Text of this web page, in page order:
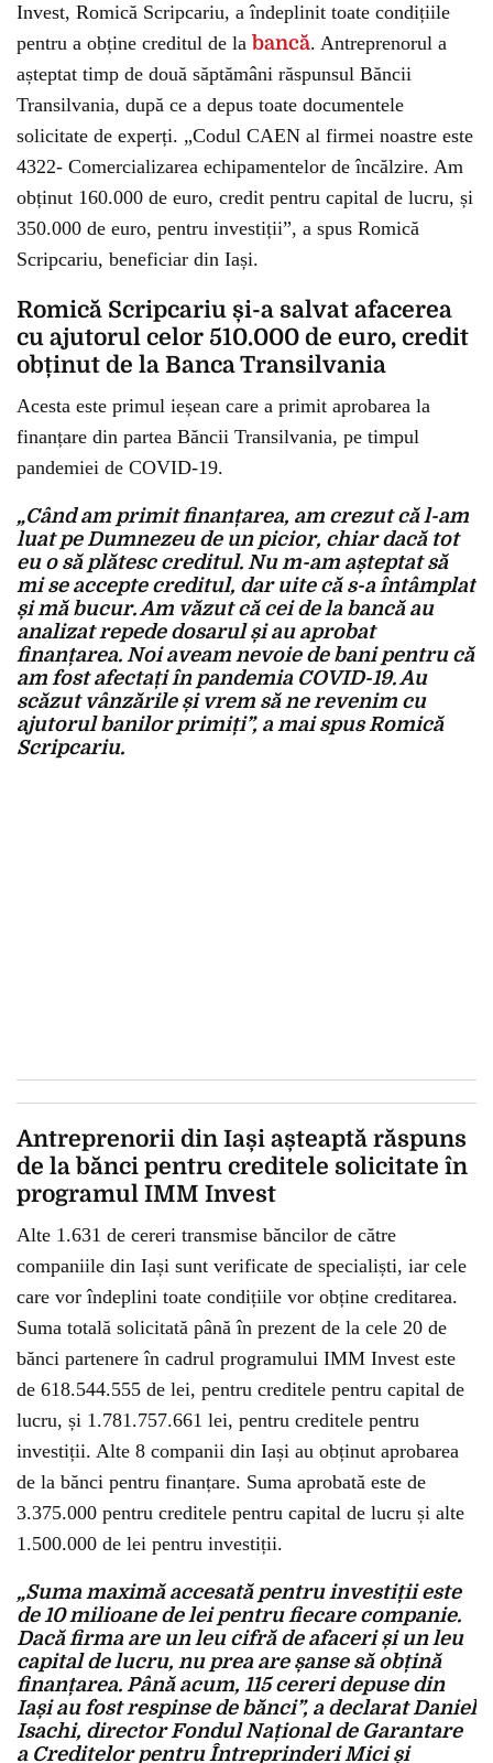
Invest, Romică Scripcariu, a îndeplinit toate condițiile
pentru a obține creditul de la bancă. Antreprenorul a
așteptat timp de două săptămâni răspunsul Băncii
Transilvania, după ce a depus toate documentele
solicitate de experți. „Codul CAEN al firmei noastre este
4322- Comercializarea echipamentelor de încălzire. Am
obținut 160.000 de euro, credit pentru capital de lucru, și
350.000 de euro, pentru investiții”, a spus Romică
Scripcariu, beneficiar din Iași.
Romică Scripcariu și-a salvat afacerea
cu ajutorul celor 510.000 de euro, credit
obținut de la Banca Transilvania
Acesta este primul ieșean care a primit aprobarea la
finanțare din partea Băncii Transilvania, pe timpul
pandemiei de COVID-19.
„Când am primit finanțarea, am crezut că l-am
luat pe Dumnezeu de un picior, chiar dacă tot
eu o să plătesc creditul. Nu m-am așteptat să
mi se accepte creditul, dar uite că s-a întâmplat
și mă bucur. Am văzut că cei de la bancă au
analizat repede dosarul și au aprobat
finanțarea. Noi aveam nevoie de bani pentru că
am fost afectați în pandemia COVID-19. Au
scăzut vânzările și vrem să ne revenim cu
ajutorul banilor primiți”, a mai spus Romică
Scripcariu.
Antreprenorii din Iași așteaptă răspuns
de la bănci pentru creditele solicitate în
programul IMM Invest
Alte 1.631 de cereri transmise băncilor de către
companiile din Iași sunt verificate de specialiști, iar cele
care vor îndeplini toate condițiile vor obține creditarea.
Suma totală solicitată până în prezent de la cele 20 de
bănci partenere în cadrul programului IMM Invest este
de 618.544.555 de lei, pentru creditele pentru capital de
lucru, și 1.781.757.661 lei, pentru creditele pentru
investiții. Alte 8 companii din Iași au obținut aprobarea
de la bănci pentru finanțare. Suma aprobată este de
3.375.000 pentru creditele pentru capital de lucru și alte
1.500.000 de lei pentru investiții.
„Suma maximă accesată pentru investiții este
de 10 milioane de lei pentru fiecare companie.
Dacă firma are un leu cifră de afaceri și un leu
capital de lucru, nu prea are șanse să obțină
finanțarea. Până acum, 115 cereri depuse din
Iași au fost respinse de bănci”, a declarat Daniel
Isachi, director Fondul Național de Garantare
a Creditelor pentru Întreprinderi Mici și